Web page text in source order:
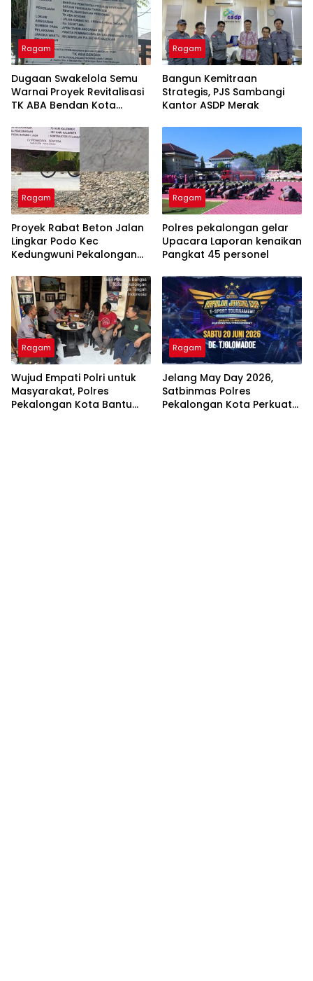
Ragam
Dugaan Swakelola Semu
Warnai Proyek Revitalisasi
TK ABA Bendan Kota
Ragam
Bangun Kemitraan
Strategis, PJS Sambangi
Kantor ASDP Merak
Ragam
Proyek Rabat Beton Jalan
Lingkar Podo Kec
Kedungwuni Pekalongan
Yang Retak dan Oflitan
Jalan Dinilai Berbahaya
Ragam
Polres pekalongan gelar
Upacara Laporan kenaikan
Pangkat 45 personel
Ragam
Wujud Empati Polri untuk
Masyarakat, Polres
Pekalongan Kota Bantu
Ragam
Jelang May Day 2026,
Satbinmas Polres
Pekalongan Kota Perkuat